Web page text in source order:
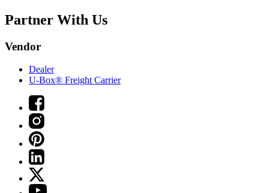
Partner With Us
Vendor
Dealer
U-Box® Freight Carrier